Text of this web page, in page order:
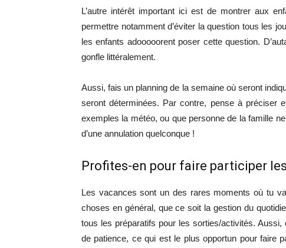
L’autre intérêt important ici est de montrer aux
permettre notamment d’éviter la question tous les
les enfants adooooorent poser cette question.
gonfle littéralement.
Aussi, fais un planning de la semaine où seront
seront déterminées. Par contre, pense à préciser
exemples la météo, ou que personne de la famille
d’une annulation quelconque !
Profites-en pour faire participer
Les vacances sont un des rares moments où tu
choses en général, que ce soit la gestion du
tous les préparatifs pour les sorties/activités.
de patience, ce qui est le plus opportun pour faire